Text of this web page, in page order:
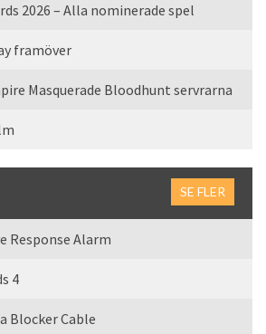
2026 – Alla nominerade spel
framöver
Masquerade Bloodhunt servrarna
SE FLER
Response Alarm
4
Blocker Cable